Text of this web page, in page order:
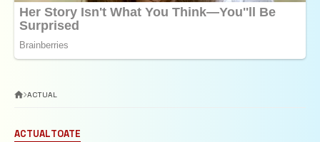
ACTUAL
ACTUALTOATE